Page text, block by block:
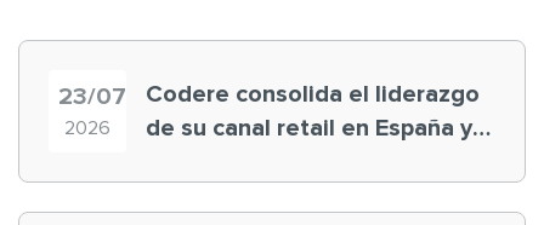
23/07
2026
Codere consolida el liderazgo
de su canal retail en España y